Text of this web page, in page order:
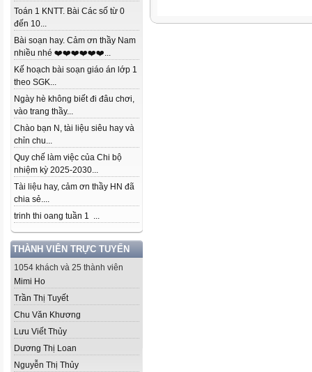
Toán 1 KNTT. Bài Các số từ 0
đến 10...
Bài soạn hay. Cảm ơn thầy Nam
nhiều nhé ❤️❤️❤️❤️❤️❤️...
Kế hoạch bài soạn giáo án lớp 1
theo SGK...
Ngày hè không biết đi đâu chơi,
vào trang thầy...
Chào bạn N, tài liệu siêu hay và
chỉn chu...
Quy chế làm việc của Chi bộ
nhiệm kỳ 2025-2030...
Tài liệu hay, cảm ơn thầy HN đã
chia sẻ....
trinh thi oang tuần 1 ...
THÀNH VIÊN TRỰC TUYẾN
1054 khách và 25 thành viên
Mimi Ho
Trần Thị Tuyết
Chu Văn Khương
Lưu Viết Thủy
Dương Thị Loan
Nguyễn Thị Thủy